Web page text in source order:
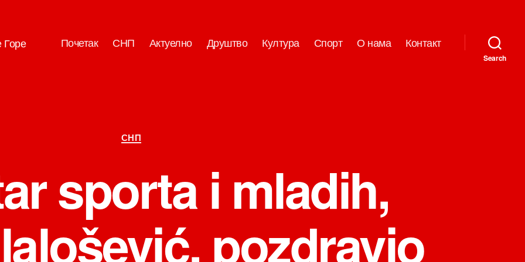
Горе Почетак СНП Актуелно Друштво Култура Спорт О нама Контакт
Search
Категорије
СНП
sporta i mladih,
pozdravio